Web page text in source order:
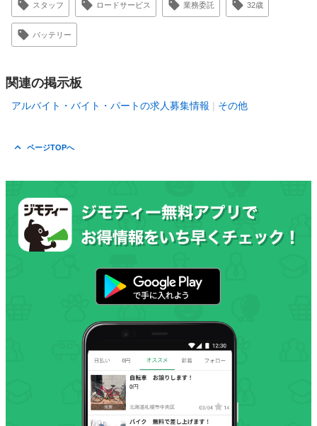
スタッフ ロードサービス 業務委託 32歳
バッテリー
関連の掲示板
アルバイト・バイト・パートの求人募集情報 その他
ページTOPへ